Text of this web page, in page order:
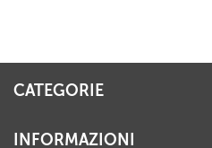
CATEGORIE
INFORMAZIONI